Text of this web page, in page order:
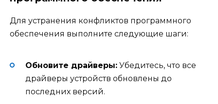
Для устранения конфликтов программного
обеспечения выполните следующие шаги:
Обновите драйверы: Убедитесь, что все
драйверы устройств обновлены до
последних версий.